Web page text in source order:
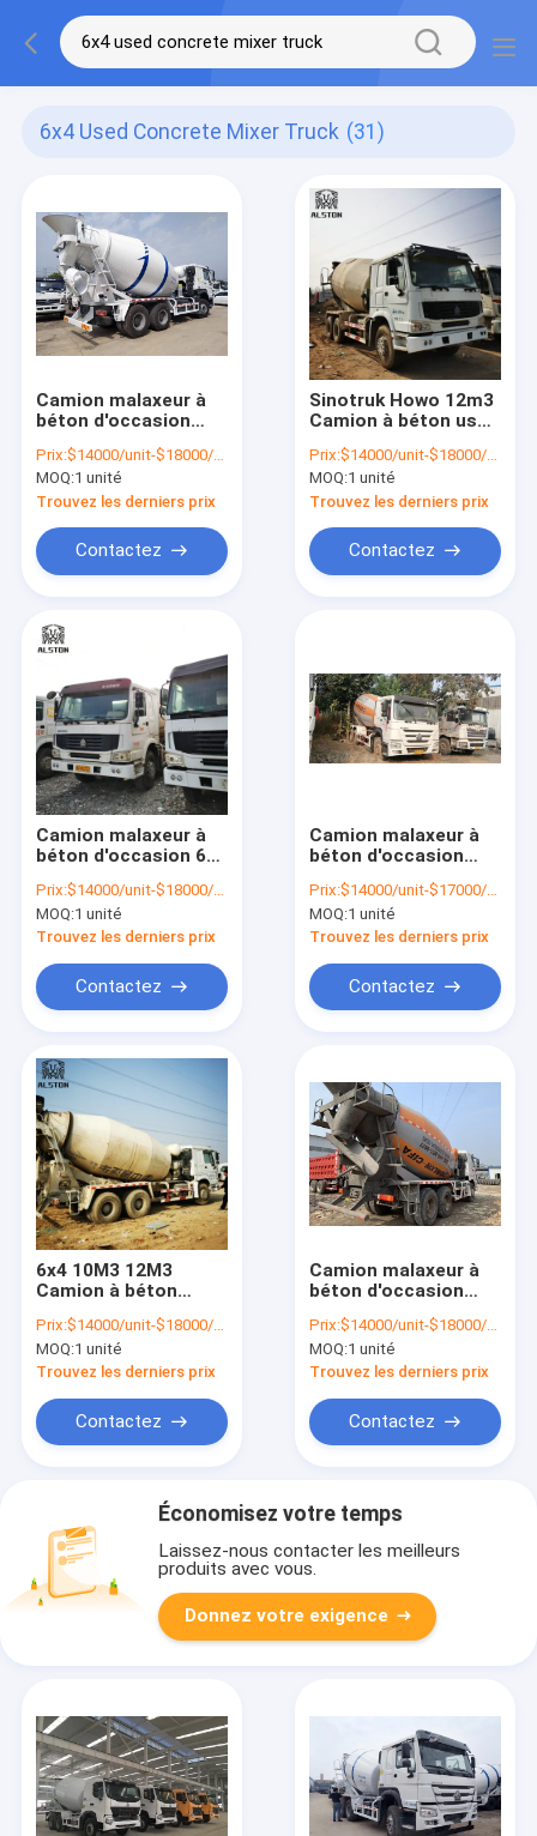
6x4 Used Concrete Mixer Truck (31)
Camion malaxeur à
béton d'occasion
Prix:$14000/unit-$18000/unit
MOQ:1 unité
Trouvez les derniers prix
Contactez
Sinotruk Howo 12m3
Camion à béton usé
Prix:$14000/unit-$18000/unit
MOQ:1 unité
Trouvez les derniers prix
Contactez
Camion malaxeur à
béton d'occasion 6x4
Prix:$14000/unit-$18000/unit
MOQ:1 unité
Trouvez les derniers prix
Contactez
Camion malaxeur à
béton d'occasion
malaxeur de ciment
sur site 10m³
Prix:$14000/unit-$17000/unit
MOQ:1 unité
Trouvez les derniers prix
Contactez
6x4 10M3 12M3
Camion à béton
béton prêt à être
mélangé
Prix:$14000/unit-$18000/unit
MOQ:1 unité
Trouvez les derniers prix
Contactez
Camion malaxeur à
béton d'occasion
hydraulique, camion
malaxeur à béton
d'occasion 8m³, 10m³
Prix:$14000/unit-$18000/unit
MOQ:1 unité
Trouvez les derniers prix
Contactez
Économisez votre temps
Laissez-nous contacter les meilleurs
produits avec vous.
Donnez votre exigence